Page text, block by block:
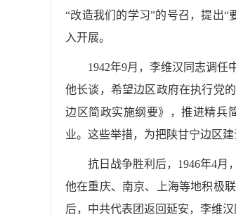
“改造我们的学习”的号召，提出
入开展。
1942年9月，李维汉同志调
他长谈，希望边区政府在执行党
边区简政实施纲要》，推进精兵
业。这些举措，为把陕甘宁边区
抗日战争胜利后，1946年4月
他在重庆、南京、上海等地积极
后，中共代表团返回延安，李维